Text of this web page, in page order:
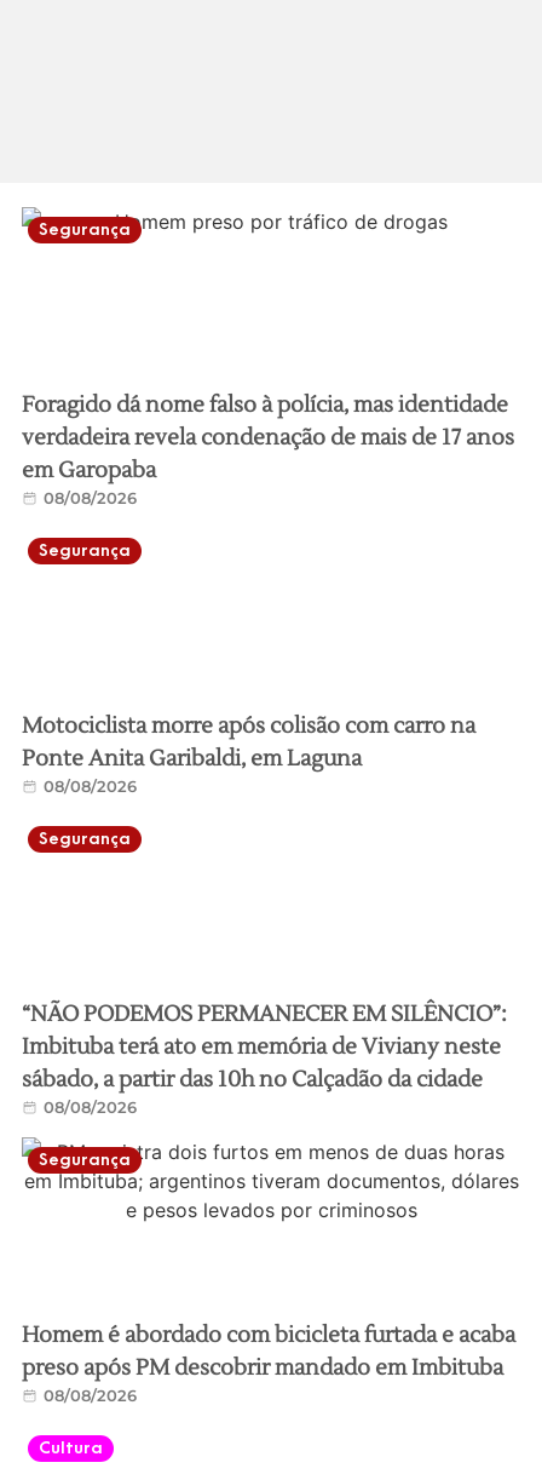
Segurança
Foragido dá nome falso à polícia, mas identidade
verdadeira revela condenação de mais de 17 anos
em Garopaba
08/08/2026
Segurança
Motociclista morre após colisão com carro na
Ponte Anita Garibaldi, em Laguna
08/08/2026
Segurança
“NÃO PODEMOS PERMANECER EM SILÊNCIO”:
Imbituba terá ato em memória de Viviany neste
sábado, a partir das 10h no Calçadão da cidade
08/08/2026
Segurança
Homem é abordado com bicicleta furtada e acaba
preso após PM descobrir mandado em Imbituba
08/08/2026
Cultura